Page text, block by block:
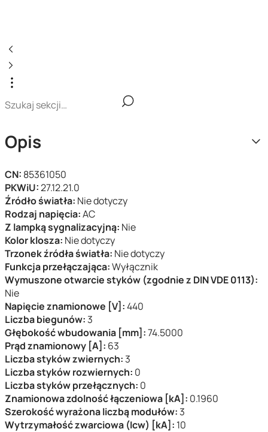
Opis
CN: 85361050
PKWiU:27.12.21.0
Źródło światła: Nie dotyczy
Rodzaj napięcia:AC
Z lampką sygnalizacyjną: Nie
Kolor klosza: Nie dotyczy
Trzonek źródła światła: Nie dotyczy
Funkcja przełączająca:Wyłącznik
Wymuszone otwarcie styków (zgodnie z DIN VDE 0113):
Nie
Napięcie znamionowe [V]:440
Liczba biegunów: 3
Głębokość wbudowania [mm]:74.5000
Prąd znamionowy [A]: 63
Liczba styków zwiernych: 3
Liczba styków rozwiernych: 0
Liczba styków przełącznych: 0
Znamionowa zdolność łączeniowa [kA]: 0.1960
Szerokość wyrażona liczbą modułów: 3
Wytrzymałość zwarciowa (Icw) [kA]: 10